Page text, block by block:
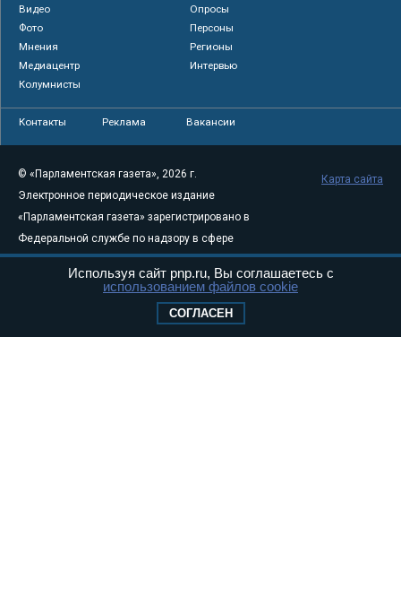
Видео
Опросы
Фото
Персоны
Мнения
Регионы
Медиацентр
Интервью
Колумнисты
Контакты Реклама Вакансии
© «Парламентская газета», 2026 г.
Электронное периодическое издание
«Парламентская газета» зарегистрировано в
Федеральной службе по надзору в сфере
связи, информационных технологий и
массовых коммуникаций (Роскомнадзор) 05
Свидетельство о регистрации Эл № ФС77-
Карта сайта
Используя сайт pnp.ru, Вы соглашаетесь с
использованием файлов cookie
СОГЛАСЕН